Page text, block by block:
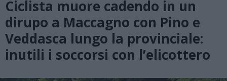
Ciclista muore cadendo in un
dirupo a Maccagno con Pino e
Veddasca lungo la provinciale:
inutili i soccorsi con l’elicottero